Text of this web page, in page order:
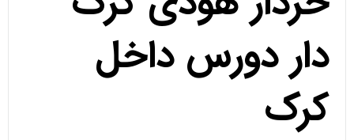
دار دورس داخل
کرک